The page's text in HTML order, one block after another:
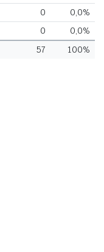
0
0,0%
0
0,0%
57 100%